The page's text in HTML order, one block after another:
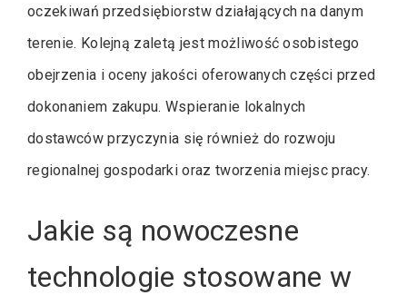
oczekiwań przedsiębiorstw działających na danym
terenie. Kolejną zaletą jest możliwość osobistego
obejrzenia i oceny jakości oferowanych części przed
dokonaniem zakupu. Wspieranie lokalnych
dostawców przyczynia się również do rozwoju
regionalnej gospodarki oraz tworzenia miejsc pracy.
Jakie są nowoczesne
technologie stosowane w